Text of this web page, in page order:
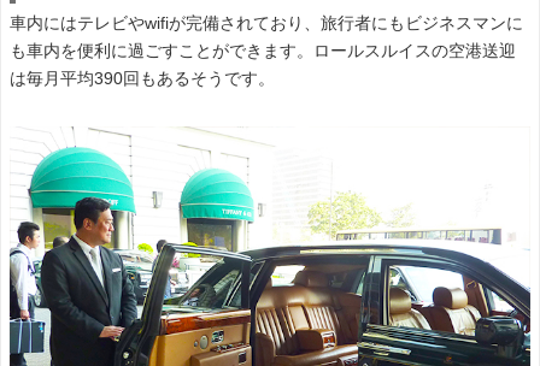
車内にはテレビやwifiが完備されており、旅行者にもビジネスマンに
も車内を便利に過ごすことができます。ロールスルイスの空港送迎
は毎月平均390回もあるそうです。